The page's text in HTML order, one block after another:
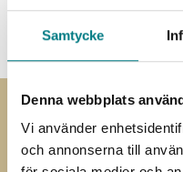
Samtycke
Denna webbplats
Vi använder
och annonserna till
Specifikationer